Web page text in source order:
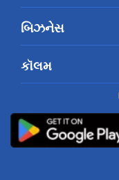
બિઝનેસ
કૉલમ